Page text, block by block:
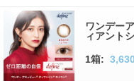
ワンデー
ィアント
1箱: